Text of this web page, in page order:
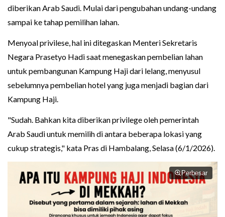
diberikan Arab Saudi. Mulai dari pengubahan undang-undang
sampai ke tahap pemilihan lahan.
Menyoal privilese, hal ini ditegaskan Menteri Sekretaris
Negara Prasetyo Hadi saat menegaskan pembelian lahan
untuk pembangunan Kampung Haji dari lelang, menyusul
sebelumnya pembelian hotel yang juga menjadi bagian dari
Kampung Haji.
"Sudah. Bahkan kita diberikan privilege oleh pemerintah
Arab Saudi untuk memilih di antara beberapa lokasi yang
cukup strategis," kata Pras di Hambalang, Selasa (6/1/2026).
Perbesar